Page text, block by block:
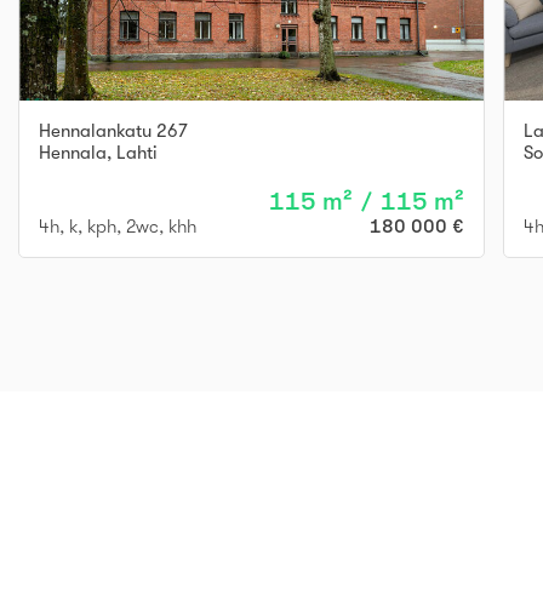
Hennalankatu 267
Hennala, Lahti
115 m² / 115 m²
4h, k, kph, 2wc, khh 180 000 €